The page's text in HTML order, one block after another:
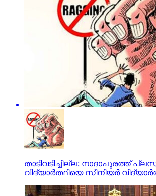
താടിവടിച്ചില്ല; നാദാപുരത്ത്
വിദ്യാര്‍ത്ഥിയെ സീനിയര്‍